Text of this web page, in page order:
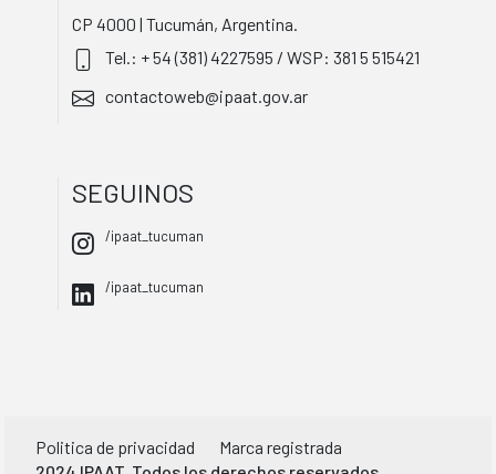
CP 4000 | Tucumán, Argentina.
Tel.: + 54 (381) 4227595 / WSP: 381 5 515421
contactoweb@ipaat.gov.ar
SEGUINOS
/ipaat_tucuman
/ipaat_tucuman
Politica de privacidad
Marca registrada